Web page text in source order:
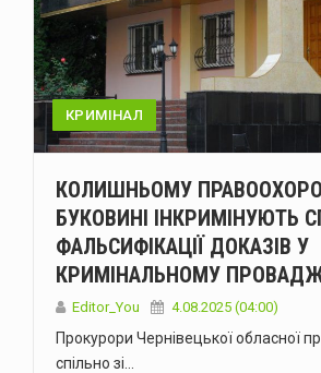
КРИМІНАЛ
КОЛИШНЬОМУ
БУКОВИНІ ІНКРИМІНУЮТЬ
ФАЛЬСИФІКАЦІЇ ДОКАЗІВ У
КРИМІНАЛЬНОМУ
Editor_You 4.08.2025 (04:00)
Прокурори Чернівецької обласної
спільно зі…